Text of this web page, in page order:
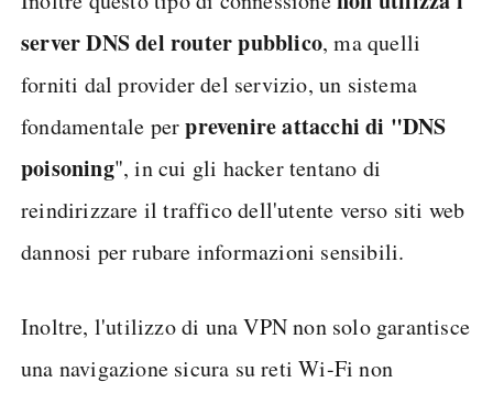
server DNS del router pubblico, ma quelli
forniti dal provider del servizio, un sistema
fondamentale perprevenire attacchi di "DNS
poisoning", in cui gli hacker tentano di
reindirizzare il traffico dell'utente verso siti web
dannosi per rubare informazioni sensibili.
Inoltre, l'utilizzo di una VPN non solo garantisce
una navigazione sicura su reti Wi-Fi non